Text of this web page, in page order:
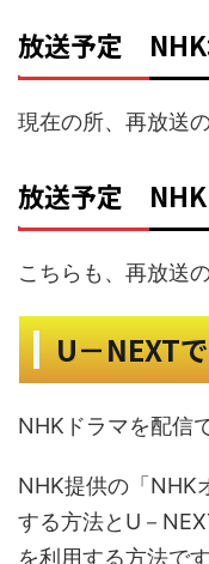
放送予定 NHK
現在の所、再放送
放送予定
こちらも、再放送
U－NEXT
NHKドラマを配信
NHK提供の「NHK
する方法とU－
を利用する方法で